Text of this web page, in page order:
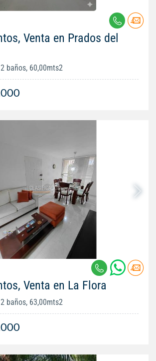
Venta en Prados del
baños, 60,00mts2
Venta en La Flora
baños, 63,00mts2